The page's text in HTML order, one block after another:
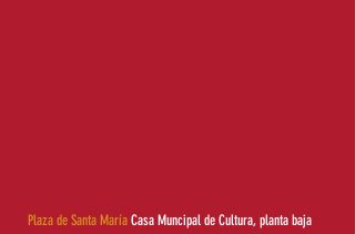
Plaza de Santa María Casa Muncipal de Cultura, planta baja